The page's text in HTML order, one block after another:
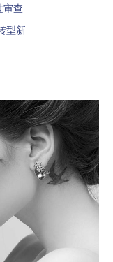
审查
型新